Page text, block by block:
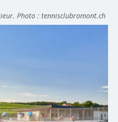
Photo : tennisclubromont.ch